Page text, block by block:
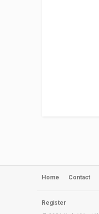
Home Contact
Register